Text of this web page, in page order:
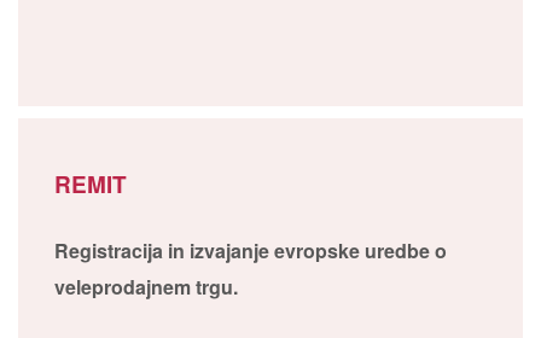
REMIT
Registracija in izvajanje evropske uredbe o
veleprodajnem trgu.